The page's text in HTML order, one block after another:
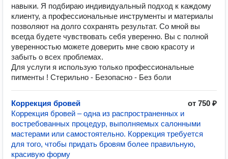
навыки. Я подбираю индивидуальный подход к каждому
клиенту, а профессиональные инструменты и материалы
позволяют на долго сохранять результат. Со мной вы
всегда будете чувствовать себя уверенно. Вы с полной
уверенностью можете доверить мне свою красоту и
забыть о всех проблемах.
Для услуги я использую только профессиональные
пигменты ! Стерильно - Безопасно - Без боли
Коррекция бровей
от 750 ₽
Коррекция бровей – одна из распространенных и
востребованных процедур, выполняемых салонными
мастерами или самостоятельно. Коррекция требуется
для того, чтобы придать бровям более правильную,
красивую форму